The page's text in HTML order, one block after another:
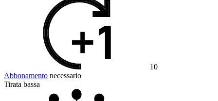
10
Abbonamento necessario
Tirata bassa